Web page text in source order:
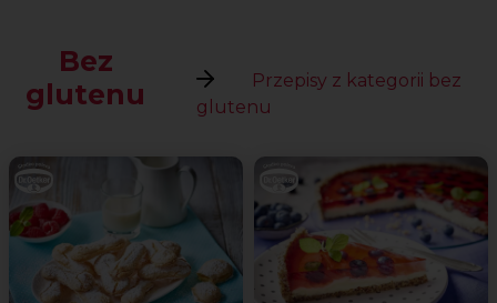
Bez
glutenu
Przepisy z kategorii bez
glutenu